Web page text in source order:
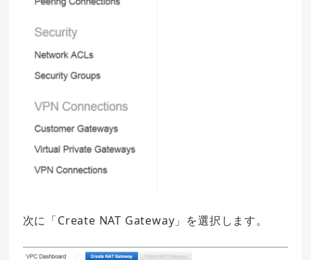
次に「Create NAT Gateway」を選択します。